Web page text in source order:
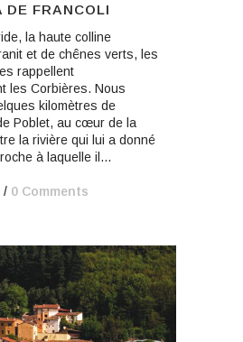
DE FRANCOLI
la haute colline
et de chênes verts, les
rappellent
les Corbières. Nous
kilomètres de
Poblet, au cœur de la
la rivière qui lui a donné
à laquelle il...
/ 0 Comments